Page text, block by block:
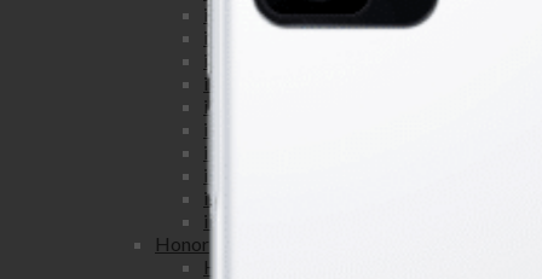
iPhone SE
iPhone 6S Plus
iPhone 6S
iPhone 6 Plus
iPhone 6
iPhone 5S
iPhone 5C
iPhone 5
iPhone 4S
iPhone 4
Honor
Honor view